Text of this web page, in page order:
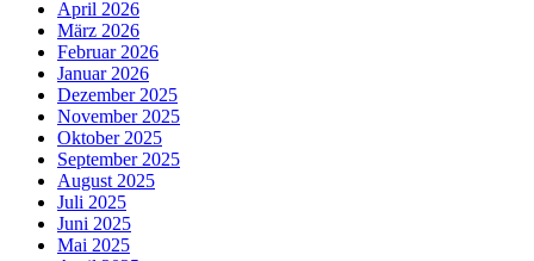
April 2026
März 2026
Februar 2026
Januar 2026
Dezember 2025
November 2025
Oktober 2025
September 2025
August 2025
Juli 2025
Juni 2025
Mai 2025